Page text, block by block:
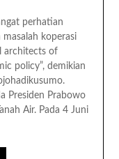
perhatian
koperasi
architects of
policy”, demikian
Presiden Prabowo
Air. Pada 4 Juni